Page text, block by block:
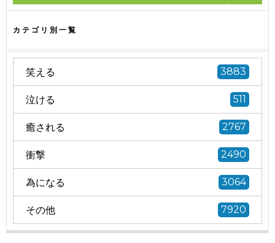
カテゴリ別一覧
笑える 3883
泣ける 511
癒される 2767
衝撃 2490
為になる 3064
その他 7920